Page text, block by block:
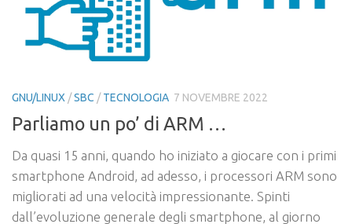
GNU/LINUX /SBC /TECNOLOGIA 7 NOVEMBRE 2022
Parliamo un po’ di ARM …
Da quasi 15 anni, quando ho iniziato a giocare con i primi
smartphone Android, ad adesso, i processori ARM sono
migliorati ad una velocità impressionante. Spinti
dall’evoluzione generale degli smartphone, al giorno